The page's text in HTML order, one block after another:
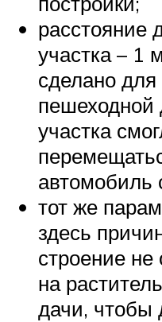
расстояние
участка – 1
сделано для
пешеходной
участка
автомобиль
тот же
здесь
строение не
на
дачи,